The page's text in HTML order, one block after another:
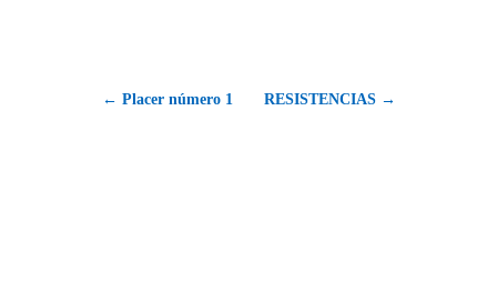
← Placer número 1 RESISTENCIAS →